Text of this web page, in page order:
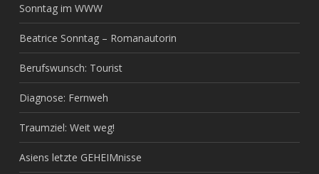
Sonntag im WWW
Beatrice Sonntag – Romanautorin
Berufswunsch: Tourist
Diagnose: Fernweh
Traumziel: Weit weg!
Asiens letzte GEHEIMnisse